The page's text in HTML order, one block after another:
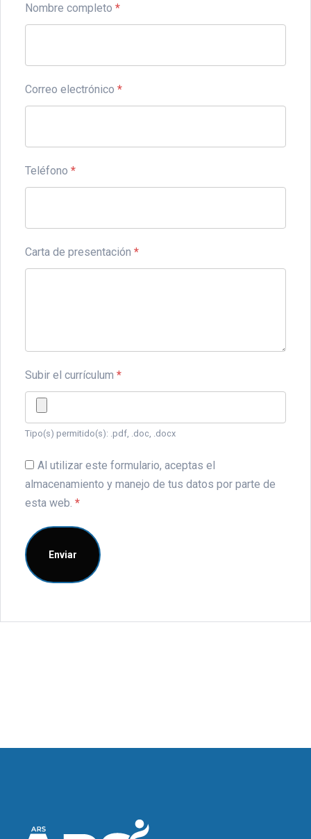
Nombre completo *
Correo electrónico *
Teléfono *
Carta de presentación *
Subir el currículum *
Tipo(s) permitido(s): .pdf, .doc, .docx
Al utilizar este formulario, aceptas el
almacenamiento y manejo de tus datos por parte de
esta web. *